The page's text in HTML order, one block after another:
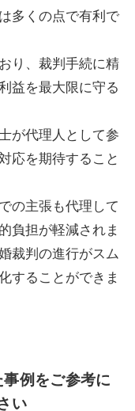
多くの点で有利で
り、裁判手続に精
益を最大限に守る
が代理人として参
応を期待すること
の主張も代理して
負担が軽減されま
裁判の進行がスム
することができま
例をご参考に
い